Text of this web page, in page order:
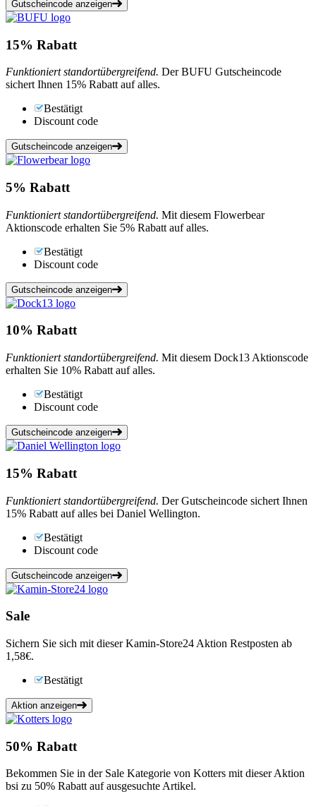
Gutscheincode anzeigen
15% Rabatt
Funktioniert standortübergreifend. Der BUFU Gutscheincode
sichert Ihnen 15% Rabatt auf alles.
Bestätigt
Discount code
Gutscheincode anzeigen
5% Rabatt
Funktioniert standortübergreifend. Mit diesem Flowerbear
Aktionscode erhalten Sie 5% Rabatt auf alles.
Bestätigt
Discount code
Gutscheincode anzeigen
10% Rabatt
Funktioniert standortübergreifend. Mit diesem Dock13 Aktionscode
erhalten Sie 10% Rabatt auf alles.
Bestätigt
Discount code
Gutscheincode anzeigen
15% Rabatt
Funktioniert standortübergreifend. Der Gutscheincode sichert Ihnen
15% Rabatt auf alles bei Daniel Wellington.
Bestätigt
Discount code
Gutscheincode anzeigen
Sale
Sichern Sie sich mit dieser Kamin-Store24 Aktion Restposten ab
1,58€.
Bestätigt
Aktion anzeigen
50% Rabatt
Bekommen Sie in der Sale Kategorie von Kotters mit dieser Aktion
bsi zu 50% Rabatt auf ausgesuchte Artikel.